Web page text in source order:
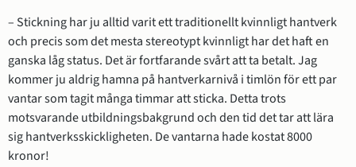
– Stickning har ju alltid varit ett traditionellt kvinnligt hantverk
och precis som det mesta stereotypt kvinnligt har det haft en
ganska låg status. Det är fortfarande svårt att ta betalt. Jag
kommer ju aldrig hamna på hantverkarnivå i timlön för ett par
vantar som tagit många timmar att sticka. Detta trots
motsvarande utbildningsbakgrund och den tid det tar att lära
sig hantverksskickligheten. De vantarna hade kostat 8000
kronor!